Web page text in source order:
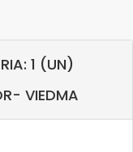
1 (UN)
VIEDMA